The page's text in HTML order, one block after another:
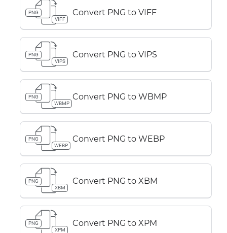
PNG
VIFF
Convert PNG to VIFF
PNG
VIPS
Convert PNG to VIPS
PNG
WBMP
Convert PNG to WBMP
PNG
WEBP
Convert PNG to WEBP
PNG
XBM
Convert PNG to XBM
PNG
XPM
Convert PNG to XPM